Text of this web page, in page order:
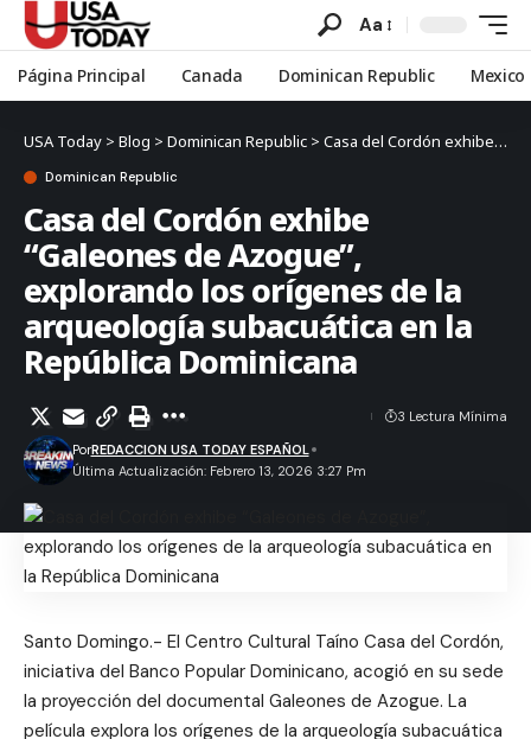
Aa
Página Principal Canada Dominican Republic Mexico
USA Today > Blog > Dominican Republic > Casa del Cordón exhibe “Galeones de Azogue”, explorando los orígenes de la arqueología subacuática en la República Dominicana
Dominican Republic
Casa del Cordón exhibe
“Galeones de Azogue”,
explorando los orígenes de la
arqueología subacuática en la
República Dominicana
Última Actualización: Febrero 13, 2026 3:27 Pm
PorREDACCION USA TODAY ESPAÑOL
3 Lectura Mínima
Santo Domingo.- El Centro Cultural Taíno Casa del Cordón,
iniciativa del Banco Popular Dominicano, acogió en su sede
la proyección del documental Galeones de Azogue. La
película explora los orígenes de la arqueología subacuática